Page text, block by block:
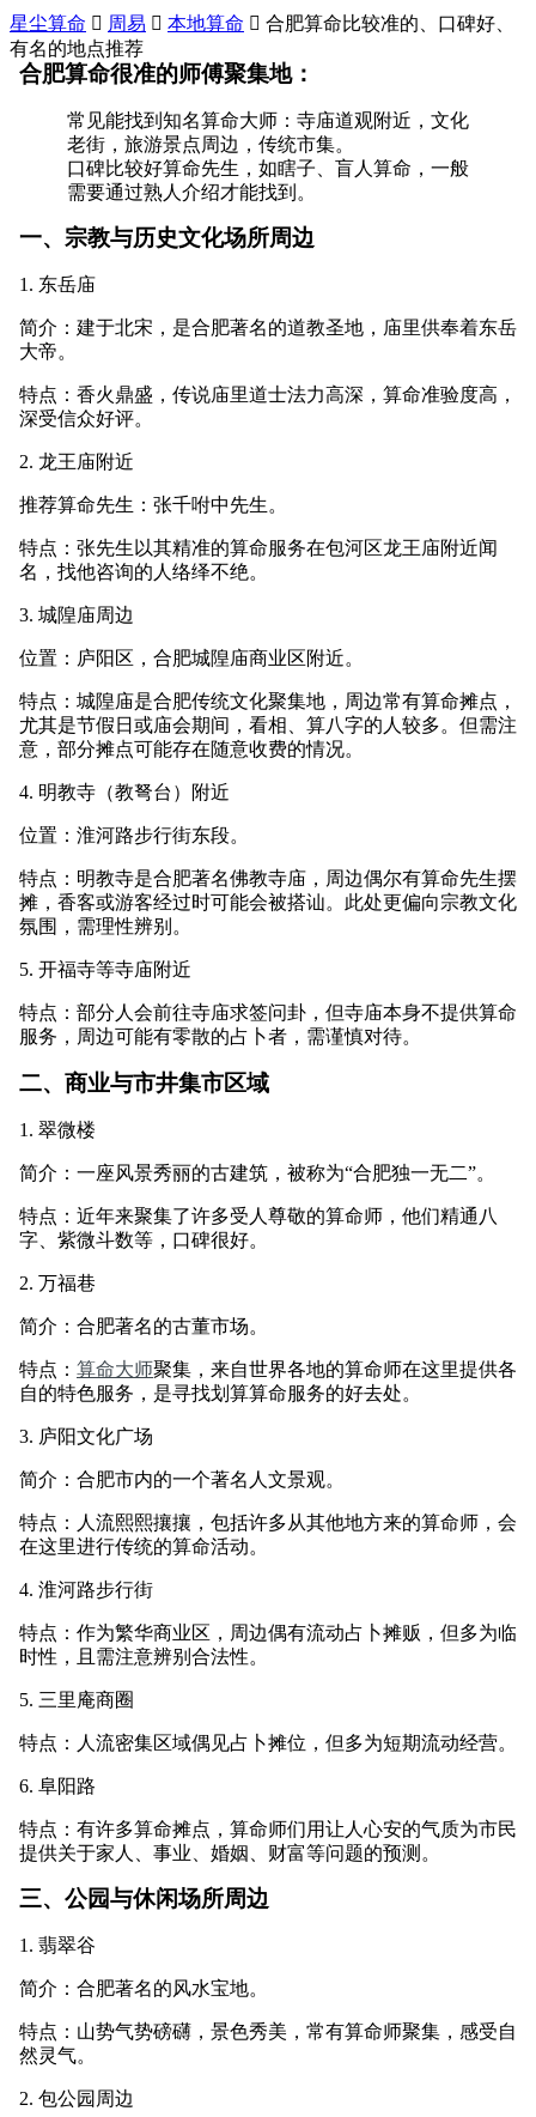
星尘算命  周易  本地算命  合肥算命比较准的、口碑好、
有名的地点推荐
合肥算命很准的师傅聚集地：
常见能找到知名算命大师：寺庙道观附近，文化
老街，旅游景点周边，传统市集。
口碑比较好算命先生，如瞎子、盲人算命，一般
需要通过熟人介绍才能找到。
一、宗教与历史文化场所周边
1. 东岳庙
简介：建于北宋，是合肥著名的道教圣地，庙里供奉着东岳
大帝。
特点：香火鼎盛，传说庙里道士法力高深，算命准验度高，
深受信众好评。
2. 龙王庙附近
推荐算命先生：张千咐中先生。
特点：张先生以其精准的算命服务在包河区龙王庙附近闻
名，找他咨询的人络绎不绝。
3. 城隍庙周边
位置：庐阳区，合肥城隍庙商业区附近。
特点：城隍庙是合肥传统文化聚集地，周边常有算命摊点，
尤其是节假日或庙会期间，看相、算八字的人较多。但需注
意，部分摊点可能存在随意收费的情况。
4. 明教寺（教弩台）附近
位置：淮河路步行街东段。
特点：明教寺是合肥著名佛教寺庙，周边偶尔有算命先生摆
摊，香客或游客经过时可能会被搭讪。此处更偏向宗教文化
氛围，需理性辨别。
5. 开福寺等寺庙附近
特点：部分人会前往寺庙求签问卦，但寺庙本身不提供算命
服务，周边可能有零散的占卜者，需谨慎对待。
二、商业与市井集市区域
1. 翠微楼
简介：一座风景秀丽的古建筑，被称为“合肥独一无二”。
特点：近年来聚集了许多受人尊敬的算命师，他们精通八
字、紫微斗数等，口碑很好。
2. 万福巷
简介：合肥著名的古董市场。
特点： 算命大师聚集，来自世界各地的算命师在这里提供各
自的特色服务，是寻找划算算命服务的好去处。
3. 庐阳文化广场
简介：合肥市内的一个著名人文景观。
特点：人流熙熙攘攘，包括许多从其他地方来的算命师，会
在这里进行传统的算命活动。
4. 淮河路步行街
特点：作为繁华商业区，周边偶有流动占卜摊贩，但多为临
时性，且需注意辨别合法性。
5. 三里庵商圈
特点：人流密集区域偶见占卜摊位，但多为短期流动经营。
6. 阜阳路
特点：有许多算命摊点，算命师们用让人心安的气质为市民
提供关于家人、事业、婚姻、财富等问题的预测。
三、公园与休闲场所周边
1. 翡翠谷
简介：合肥著名的风水宝地。
特点：山势气势磅礴，景色秀美，常有算命师聚集，感受自
然灵气。
2. 包公园周边